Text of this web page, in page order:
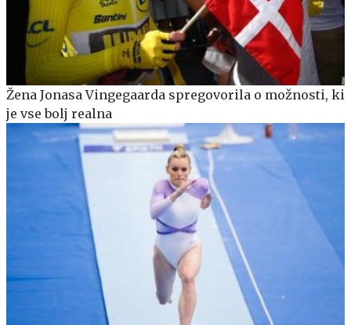
Žena Jonasa Vingegaarda spregovorila o možnosti, ki
je vse bolj realna